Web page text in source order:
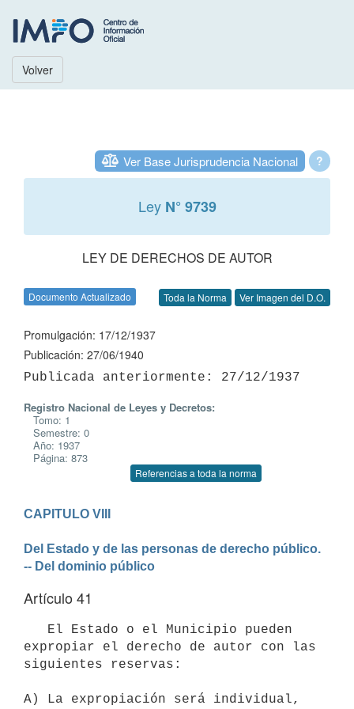
Volver
?
Ver Base Jurisprudencia Nacional
Ley N° 9739
LEY DE DERECHOS DE AUTOR
Documento Actualizado Toda la Norma Ver Imagen del D.O.
Promulgación: 17/12/1937
Publicación: 27/06/1940
Registro Nacional de Leyes y Decretos:
Tomo: 1
Semestre: 0
Año: 1937
Página: 873
Referencias a toda la norma
CAPITULO VIII
Del Estado y de las personas de derecho público.
-- Del dominio público
Artículo 41
expropiar el derecho de autor con las
siguientes reservas:
A) La expropiación será individual,